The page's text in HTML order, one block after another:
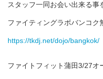
スタッフ一同お会い出来る事
ファイティングラボバンコク
https://tkdj.net/dojo/bangkok/
ファイトフィット蒲田3/27オ